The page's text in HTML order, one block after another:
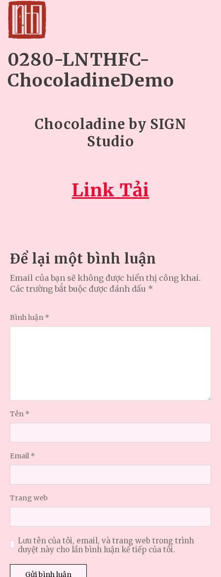
0280-LNTHFC-
ChocoladineDemo
Chocoladine by SIGN
Studio
Link Tải
Để lại một bình luận
Email của bạn sẽ không được hiển thị công khai.
Các trường bắt buộc được đánh dấu *
Bình luận *
Tên *
Email *
Trang web
Lưu tên của tôi, email, và trang web trong trình
duyệt này cho lần bình luận kế tiếp của tôi.